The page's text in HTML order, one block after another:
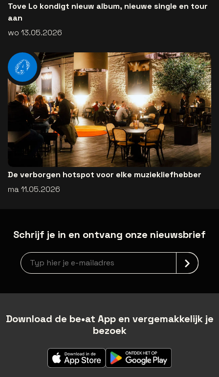
Tove Lo kondigt nieuw album, nieuwe single en tour
aan
wo 13.05.2026
De verborgen hotspot voor elke muziekliefhebber
ma 11.05.2026
Schrijf je in en ontvang onze nieuwsbrief
Nieuwsbrief aanmelding
Download de be•at App en vergemakkelijk je
bezoek